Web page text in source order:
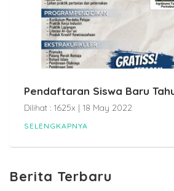
Berita TerbaruPENDAFTARAN
Pendaftaran Siswa Baru
Dilihat : 1625x | 18 May 2022
SELENGKAPNYA